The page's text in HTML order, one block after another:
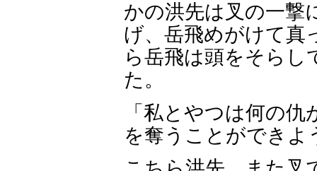
かの洪先は叉の一撃
げ、岳飛めがけて真
ら岳飛は頭をそらし
た。
「私とやつは何の
を奪うことができよ